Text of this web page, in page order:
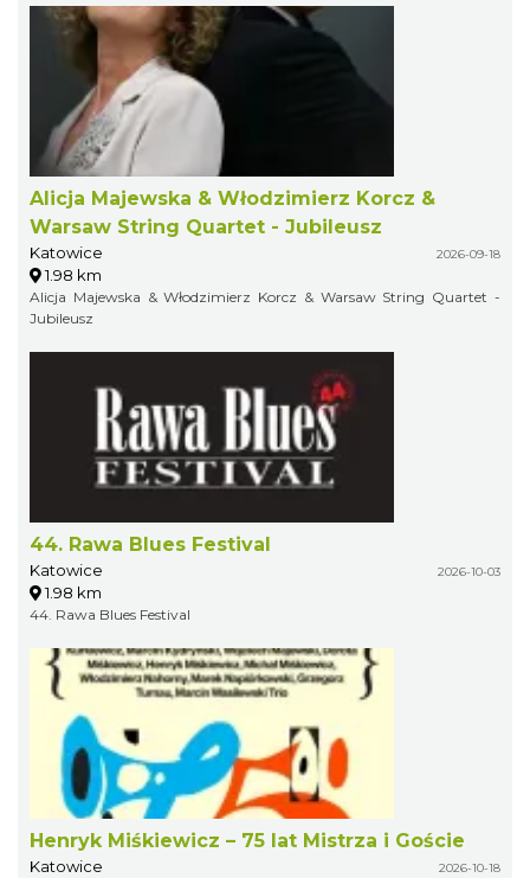
Alicja Majewska & Włodzimierz Korcz &
Warsaw String Quartet - Jubileusz
Katowice 2026-09-18
1.98 km
Alicja Majewska & Włodzimierz Korcz & Warsaw String Quartet -
Jubileusz
44. Rawa Blues Festival
Katowice 2026-10-03
1.98 km
44. Rawa Blues Festival
Henryk Miśkiewicz – 75 lat Mistrza i Goście
Katowice 2026-10-18